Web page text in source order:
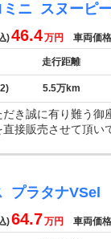
ニ スヌーピ
)46.4万円 車両価格
走行距離
5.5万km
き誠に有り難う御
接販売させて頂い
プラタナVSel
)64.7万円 車両価格